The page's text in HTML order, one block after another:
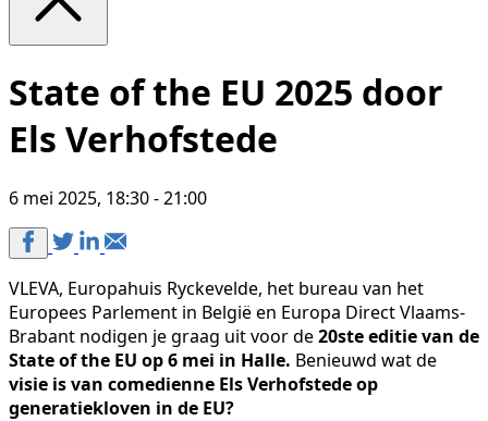
State of the EU 2025 door
Els Verhofstede
6 mei 2025, 18:30 - 21:00
VLEVA, Europahuis Ryckevelde, het bureau van het
Europees Parlement in België en Europa Direct Vlaams-
Brabant nodigen je graag uit voor de20ste editie van de
State of the EU op 6 mei in Halle. Benieuwd wat de
visie is van comedienne Els Verhofstede op
generatiekloven in de EU?